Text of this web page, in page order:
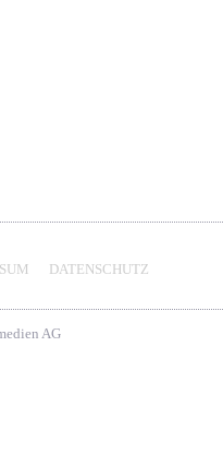
DATENSCHUTZ
AG